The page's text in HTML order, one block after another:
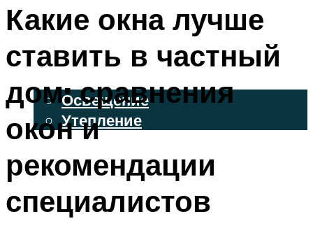
ФАСАДНЫЙ САЙДИНГ
ОСВЕЩЕНИЕ И УТЕПЛЕНИЕ
Освещение
Утепление
МЕНЮ
Какие окна лучше
ставить в частный
дом: сравнения
окон и
рекомендации
специалистов